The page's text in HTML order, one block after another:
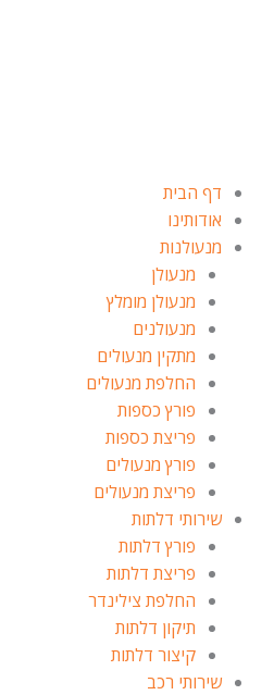
דף הבית
אודותינו
מנעולנות
מנעולן
מנעולן מומלץ
מנעולנים
מתקין מנעולים
החלפת מנעולים
פורץ כספות
פריצת כספות
פורץ מנעולים
פריצת מנעולים
שירותי דלתות
פורץ דלתות
פריצת דלתות
החלפת צילינדר
תיקון דלתות
קיצור דלתות
שירותי רכב